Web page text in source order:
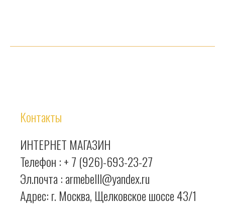
Контакты
ИНТЕРНЕТ МАГАЗИН
Телефон :+ 7 (926)-693-23-27
Эл.почта : armebelll@yandex.ru
Адрес: г. Москва, Щелковское шоссе 43/1